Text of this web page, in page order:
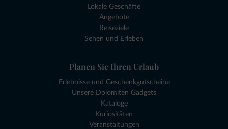
Lokale Geschäfte
Angebote
Reiseziele
Sehen und Erleben
Planen Sie Ihren Urlaub
Erlebnisse und Geschenkgutscheine
Unsere Dolomiten Gadgets
Kataloge
Kuriositäten
Veranstaltungen